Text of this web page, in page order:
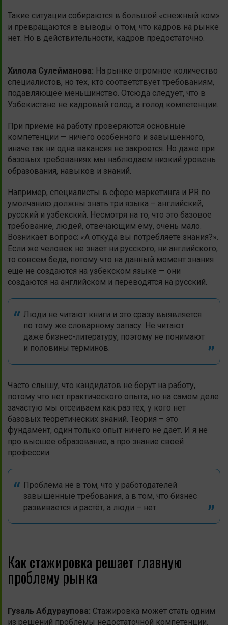
Такие ситуации собираются в большой «снежный ком»
и превращаются в выводы о том, что кадров на рынке
нет. Но в действительности, кадров предостаточно.
Хилола Сулейманова: На рынке огромное количество
специалистов, но тех, кто соответствует требованиям,
подавляющее меньшинство. Отсюда следует, что в
Узбекистане не кадровый голод, а голод компетенции.
При приёме на работу проверяются основные
компетенции — ничего особенного и завышенного,
иначе так ни одна вакансия не закроется. Но даже при
базовых требованиях мы наблюдаем низкий уровень
образования, навыков и знаний.
Например, специалисты в сфере маркетинга и PR по
умолчанию должны знать три языка – английский,
русский и узбекский. Несмотря на то, что это базовое
требование, людей, отвечающим ему, очень мало.
Возникает вопрос: «А откуда вы потребляете знания?».
Если же человек не знает ни русского, ни английского,
то совсем беда, потому что на данный момент знания
ещё не создаются на узбекском языке — они
создаются на английском и переводятся на русский.
Люди не читают книги и это сразу выявляется
по тому же словарному запасу. Не читают
даже бизнес-литературу, поэтому не понимают
и половины терминов.
Часто слышу, что кандидатов не берут на работу,
потому что нет практического опыта, но на самом деле
зачастую мы отсеиваем как раз тех, у кого нет
базовых теоретических знаний. Теория – это
фундамент, один только опыт ничего не даёт. И я не
про высшее образование, а про знание своей
профессии.
Проблема не в том, что у работодателей
завышенные требования, а в том, что бизнес
развивается и растёт, а люди – нет.
Как стажировка решает главную
проблему рынка
Гузаль Абдураупова: Стажировка может стать одним
из решений проблемы недостаточной компетенции.